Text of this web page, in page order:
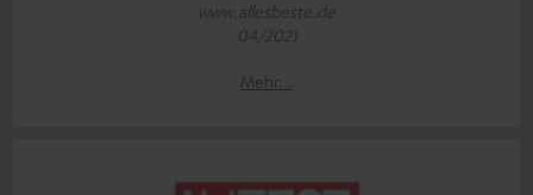
www.allesbeste.de
04/2021
Mehr...